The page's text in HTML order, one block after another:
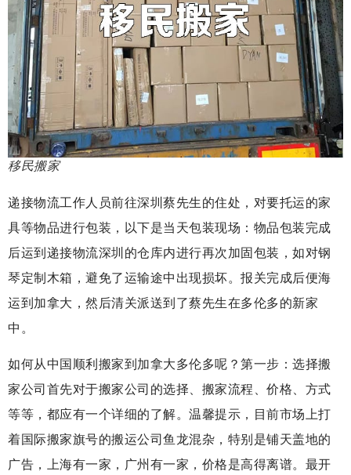
移民搬家
递接物流工作人员前往深圳蔡先生的住处，对要托运的家
具等物品进行包装，以下是当天包装现场：物品包装完成
后运到递接物流深圳的仓库内进行再次加固包装，如对钢
琴定制木箱，避免了运输途中出现损坏。报关完成后便海
运到加拿大，然后清关派送到了蔡先生在多伦多的新家
中。
如何从中国顺利搬家到加拿大多伦多呢？第一步：选择搬
家公司首先对于搬家公司的选择、搬家流程、价格、方式
等等，都应有一个详细的了解。温馨提示，目前市场上打
着国际搬家旗号的搬运公司鱼龙混杂，特别是铺天盖地的
广告，上海有一家，广州有一家，价格是高得离谱。最开